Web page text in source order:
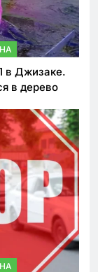
в Джизаке.
в дерево